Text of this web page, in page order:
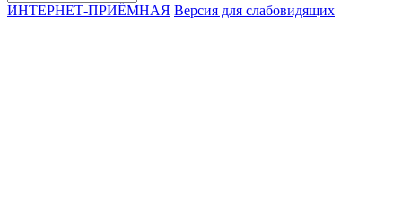
ИНТЕРНЕТ-ПРИЁМНАЯ Версия для слабовидящих